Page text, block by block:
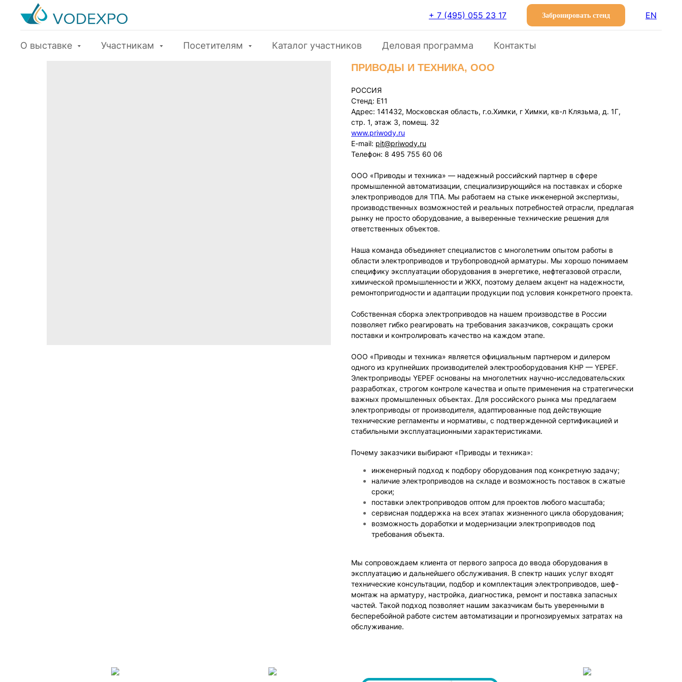
+ 7 (495) 055 23 17 Забронировать стенд EN
О выставке Участникам Посетителям Каталог участников Деловая программа Контакты
ПРИВОДЫ И ТЕХНИКА, ООО
РОССИЯ
Стенд: E11
Адрес: 141432, Московская область, г.о.Химки, г Химки, кв-л Клязьма, д. 1Г,
стр. 1, этаж 3, помещ. 32
www.priwody.ru
E-mail: pit@priwody.ru
Телефон: 8 495 755 60 06
ООО «Приводы и техника» — надежный российский партнер в сфере
промышленной автоматизации, специализирующийся на поставках и сборке
электроприводов для ТПА. Мы работаем на стыке инженерной экспертизы,
производственных возможностей и реальных потребностей отрасли, предлагая
рынку не просто оборудование, а выверенные технические решения для
ответственных объектов.
Наша команда объединяет специалистов с многолетним опытом работы в
области электроприводов и трубопроводной арматуры. Мы хорошо понимаем
специфику эксплуатации оборудования в энергетике, нефтегазовой отрасли,
химической промышленности и ЖКХ, поэтому делаем акцент на надежности,
ремонтопригодности и адаптации продукции под условия конкретного проекта.
Собственная сборка электроприводов на нашем производстве в России
позволяет гибко реагировать на требования заказчиков, сокращать сроки
поставки и контролировать качество на каждом этапе.
ООО «Приводы и техника» является официальным партнером и дилером
одного из крупнейших производителей электрооборудования КНР — YEPEF.
Электроприводы YEPEF основаны на многолетних научно-исследовательских
разработках, строгом контроле качества и опыте применения на стратегически
важных промышленных объектах. Для российского рынка мы предлагаем
электроприводы от производителя, адаптированные под действующие
технические регламенты и нормативы, с подтвержденной сертификацией и
стабильными эксплуатационными характеристиками.
Почему заказчики выбирают «Приводы и техника»:
инженерный подход к подбору оборудования под конкретную задачу;
наличие электроприводов на складе и возможность поставок в сжатые
сроки;
поставки электроприводов оптом для проектов любого масштаба;
сервисная поддержка на всех этапах жизненного цикла оборудования;
возможность доработки и модернизации электроприводов под
требования объекта.
Мы сопровождаем клиента от первого запроса до ввода оборудования в
эксплуатацию и дальнейшего обслуживания. В спектр наших услуг входят
технические консультации, подбор и комплектация электроприводов, шеф-
монтаж на арматуру, настройка, диагностика, ремонт и поставка запасных
частей. Такой подход позволяет нашим заказчикам быть уверенными в
бесперебойной работе систем автоматизации и прогнозируемых затратах на
обслуживание.